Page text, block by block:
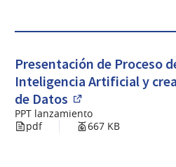
Presentación de Proceso
Inteligencia Artificial y
de Datos
(Abrir en una
PPT lanzamiento
pdf
667 KB